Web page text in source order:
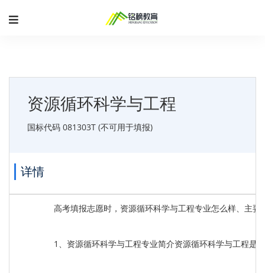
资源循环科学与工程
国标代码 081303T (不可用于填报)
详情
高考填报志愿时，资源循环科学与工程专业怎么样、主
1、资源循环科学与工程专业简介资源循环科学与工程是